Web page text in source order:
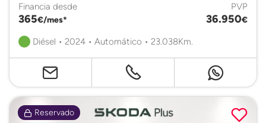
Financia desde
365€/mes*
PVP
36.950€
Diésel • 2024 • Automático • 23.038Km.
Reservado